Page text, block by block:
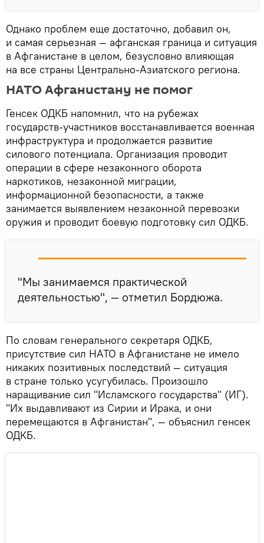
Однако проблем еще достаточно, добавил он,
и самая серьезная — афганская граница и ситуация
в Афганистане в целом, безусловно влияющая
на все страны Центрально-Азиатского региона.
НАТО Афганистану не помог
Генсек ОДКБ напомнил, что на рубежах
государств-участников восстанавливается военная
инфраструктура и продолжается развитие
силового потенциала. Организация проводит
операции в сфере незаконного оборота
наркотиков, незаконной миграции,
информационной безопасности, а также
занимается выявлением незаконной перевозки
оружия и проводит боевую подготовку сил ОДКБ.
"Мы занимаемся практической
деятельностью", — отметил Бордюжа.
По словам генерального секретаря ОДКБ,
присутствие сил НАТО в Афганистане не имело
никаких позитивных последствий — ситуация
в стране только усугубилась. Произошло
наращивание сил "Исламского государства" (ИГ).
"Их выдавливают из Сирии и Ирака, и они
перемещаются в Афганистан", — объяснил генсек
ОДКБ.